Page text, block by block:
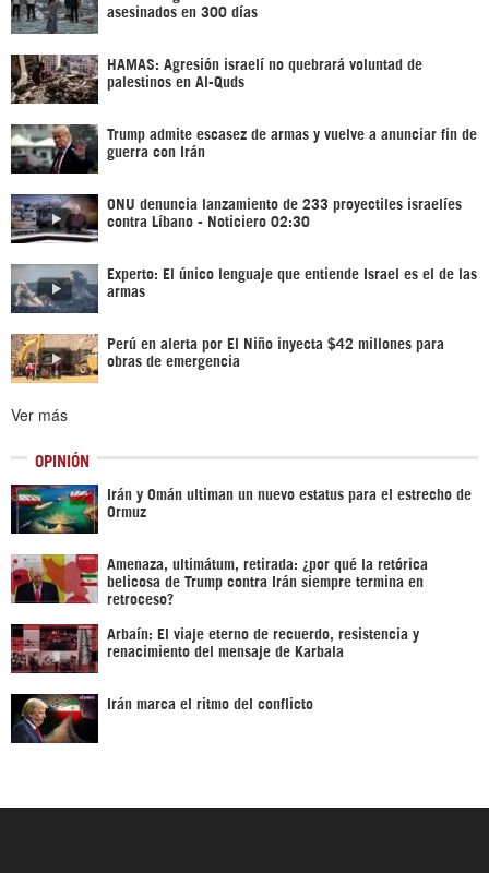
asesinados en 300 días
HAMAS: Agresión israelí no quebrará voluntad de
palestinos en Al-Quds
Trump admite escasez de armas y vuelve a anunciar fin de
guerra con Irán
ONU denuncia lanzamiento de 233 proyectiles israelíes
contra Líbano - Noticiero 02:30
Experto: El único lenguaje que entiende Israel es el de las
armas
Perú en alerta por El Niño inyecta $42 millones para
obras de emergencia
Ver más
OPINIÓN
Irán y Omán ultiman un nuevo estatus para el estrecho de
Ormuz
Amenaza, ultimátum, retirada: ¿por qué la retórica
belicosa de Trump contra Irán siempre termina en
retroceso?
Arbaín: El viaje eterno de recuerdo, resistencia y
renacimiento del mensaje de Karbala
Irán marca el ritmo del conflicto